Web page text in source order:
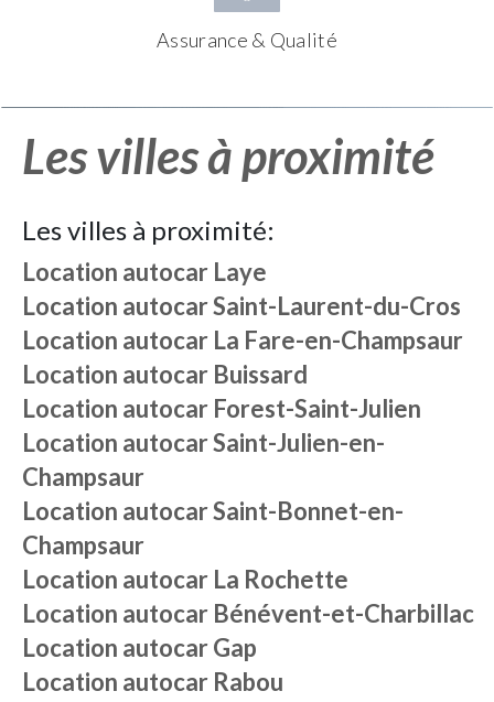
Assurance & Qualité
Les villes à proximité
Les villes à proximité:
Location autocar Laye
Location autocarSaint-Laurent-du-Cros
Location autocar La Fare-en-Champsaur
Location autocar Buissard
Location autocar Forest-Saint-Julien
Location autocarSaint-Julien-en-
Champsaur
Location autocarSaint-Bonnet-en-
Champsaur
Location autocar La Rochette
Location autocar Bénévent-et-Charbillac
Location autocarGap
Location autocar Rabou